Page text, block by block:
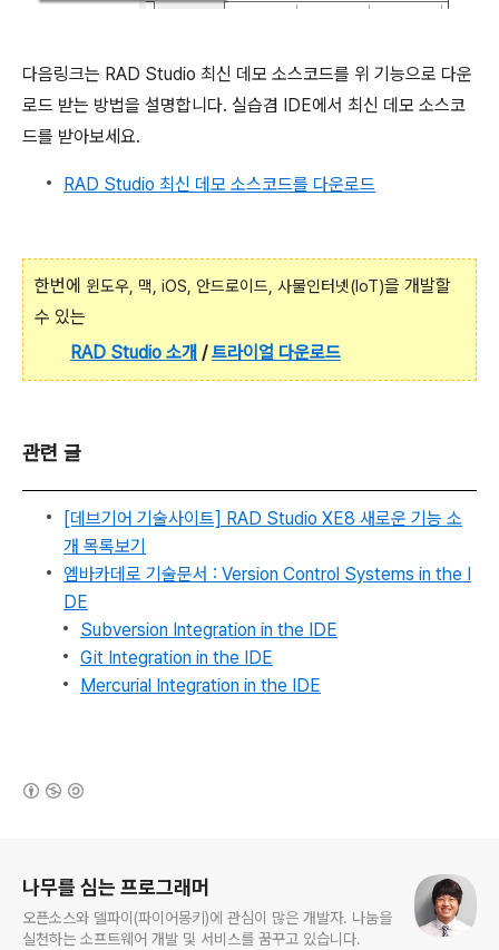
다음링크는 RAD Studio 최신 데모 소스코드를 위 기능으로 다운
로드 받는 방법을 설명합니다. 실습겸 IDE에서 최신 데모 소스코
드를 받아보세요.
RAD Studio 최신 데모 소스코드를 다운로드
한번에 윈도우, 맥, iOS, 안드로이드, 사물인터넷(IoT)을 개발할
수 있는
RAD Studio 소개 /트라이얼 다운로드
관련 글
[데브기어 기술사이트] RAD Studio XE8 새로운 기능 소
개 목록보기
엠바카데로 기술문서 : Version Control Systems in the I
DE
Subversion Integration in the IDE
Git Integration in the IDE
Mercurial Integration in the IDE
나무를 심는 프로그래머
오픈소스와 델파이(파이어몽키)에 관심이 많은 개발자. 나눔을
실천하는 소프트웨어 개발 및 서비스를 꿈꾸고 있습니다.